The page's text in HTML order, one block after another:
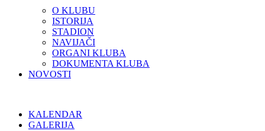
O KLUBU
ISTORIJA
STADION
NAVIJAČI
ORGANI KLUBA
DOKUMENTA KLUBA
NOVOSTI
KALENDAR
GALERIJA